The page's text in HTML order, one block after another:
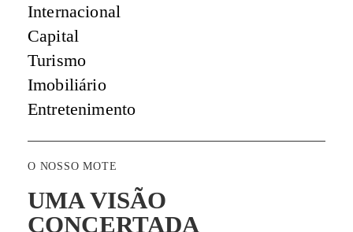
Internacional
Capital
Turismo
Imobiliário
Entretenimento
O NOSSO MOTE
UMA VISÃO
CONCERTADA